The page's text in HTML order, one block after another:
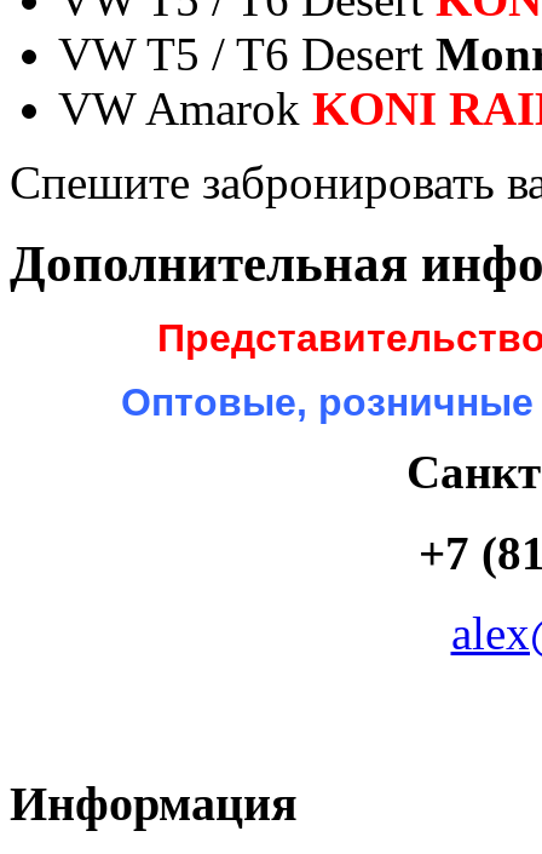
VW T5 / T6 Desert
VW Amarok KONI
Спешите забронировать
Дополнительная
Оптовые,
+7
Информация